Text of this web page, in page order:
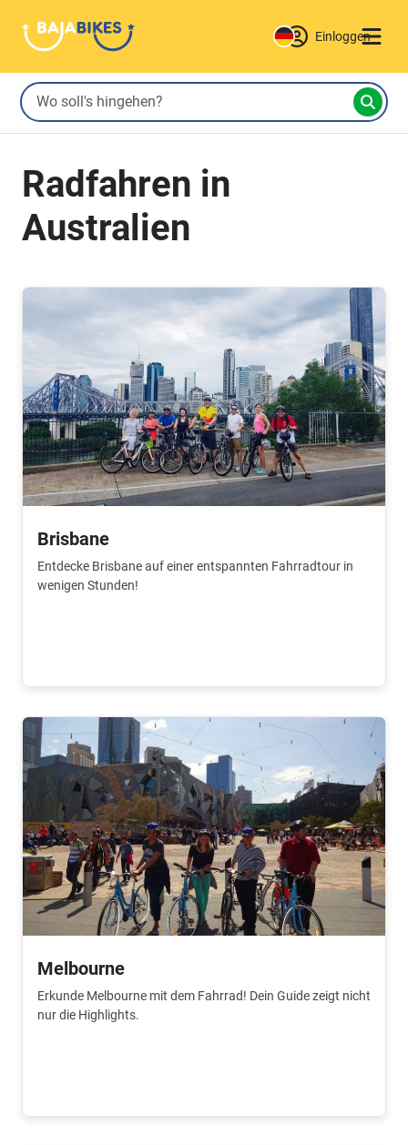
Einloggen
Radfahren in
Australien
Brisbane
Entdecke Brisbane auf einer entspannten Fahrradtour in
wenigen Stunden!
Melbourne
Erkunde Melbourne mit dem Fahrrad! Dein Guide zeigt nicht
nur die Highlights.